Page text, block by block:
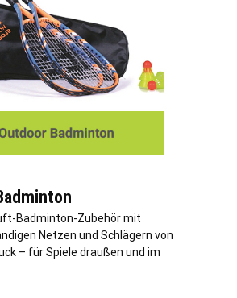
Badminton-Zubehör mit
Netzen und Schlägern von
– für Spiele draußen und im